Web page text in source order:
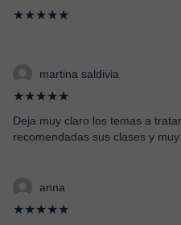
★★★★★
martina saldivia
★★★★★
Deja muy claro los temas a
recomendadas sus clases y
anna
★★★★★